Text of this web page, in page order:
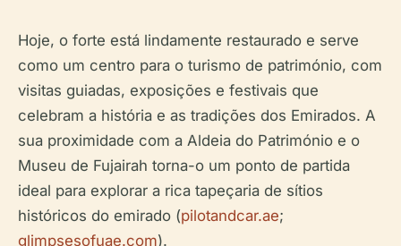
Hoje, o forte está lindamente restaurado e serve
como um centro para o turismo de património, com
visitas guiadas, exposições e festivais que
celebram a história e as tradições dos Emirados. A
sua proximidade com a Aldeia do Património e o
Museu de Fujairah torna-o um ponto de partida
ideal para explorar a rica tapeçaria de sítios
históricos do emirado (pilotandcar.ae;
glimpsesofuae.com).